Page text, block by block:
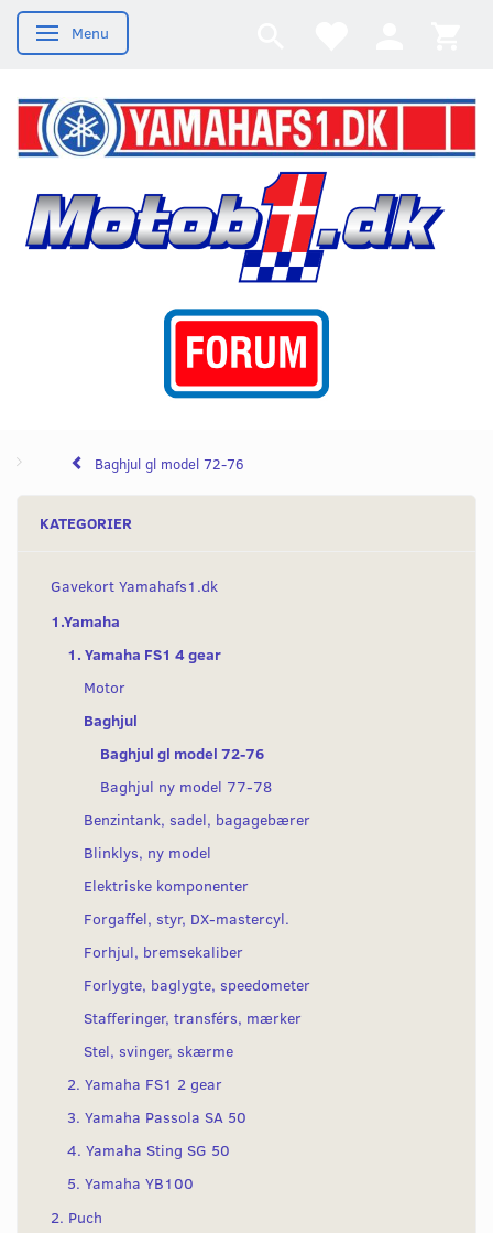
Skifte navigation
Menu
Baghjul gl model 72-76
KATEGORIER
Gavekort Yamahafs1.dk
1.Yamaha
1. Yamaha FS1 4 gear
Motor
Baghjul
Baghjul gl model 72-76
Baghjul ny model 77-78
Benzintank, sadel, bagagebærer
Blinklys, ny model
Elektriske komponenter
Forgaffel, styr, DX-mastercyl.
Forhjul, bremsekaliber
Forlygte, baglygte, speedometer
Stafferinger, transférs, mærker
Stel, svinger, skærme
2. Yamaha FS1 2 gear
3. Yamaha Passola SA 50
4. Yamaha Sting SG 50
5. Yamaha YB100
2. Puch